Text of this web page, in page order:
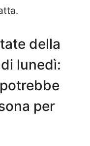
della
lunedì:
per